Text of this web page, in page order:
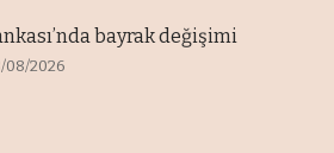
bayrak değişimi
08/2026